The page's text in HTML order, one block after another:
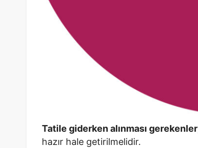
Tatile giderken alınması gerekenler
hazır hale getirilmelidir.